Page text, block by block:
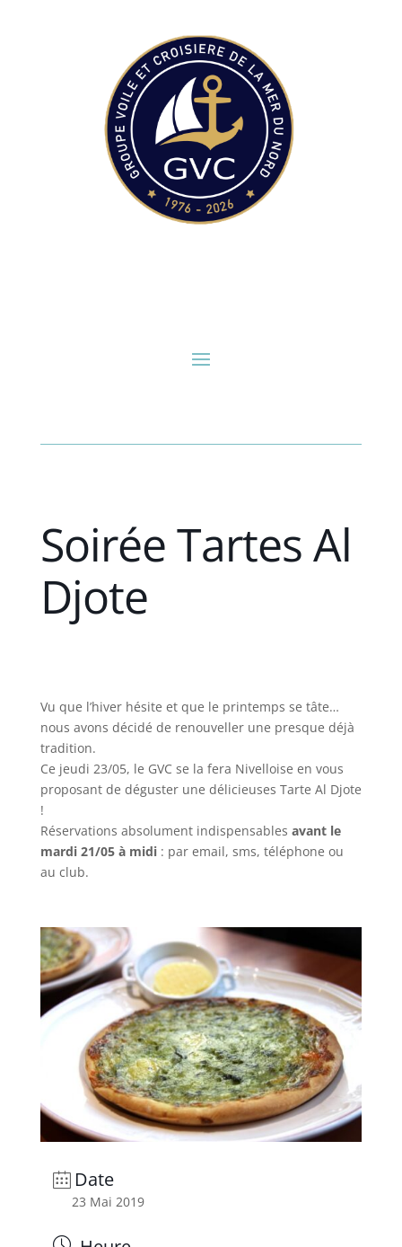
Soirée Tartes Al
Djote
Vu que l’hiver hésite et que le printemps se tâte…
nous avons décidé de renouveller une presque déjà
tradition.
Ce jeudi 23/05, le GVC se la fera Nivelloise en vous
proposant de déguster une délicieuses Tarte Al Djote
!
Réservations absolument indispensables avant le
mardi 21/05 à midi: par email, sms, téléphone ou
au club.
Date
23 Mai 2019